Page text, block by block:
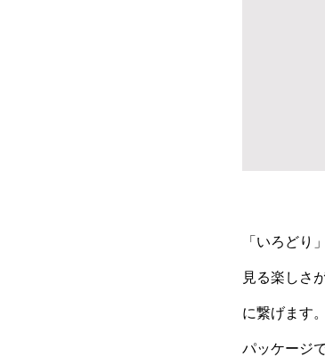
「いろどり
見る楽しさ
に繋げます。
パッケージ